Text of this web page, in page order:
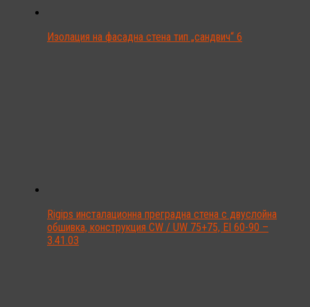
Изолация на фасадна стена тип „сандвич“ 6
Rigips инсталационна преградна стена с двуслойна
обшивка, конструкция CW / UW 75+75, EI 60-90 –
3.41.03